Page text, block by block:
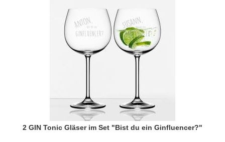
2 GIN Tonic Gläser im Set "Bist du ein Ginfluencer?"